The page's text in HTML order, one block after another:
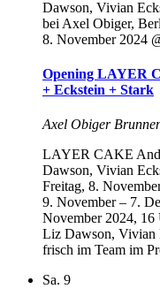
8. November 2024
Opening LAYER
+ Eckstein + Stark
Axel Obiger
LAYER CAKE
Dawson, Vivian
Freitag, 8.
9. November – 7.
November 2024, 16
Liz Dawson, Vivian
frisch im Team im
Sa. 9